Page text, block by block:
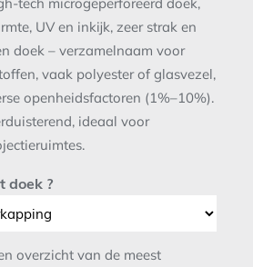
UV en inkijk, zeer strak en
doek – verzamelnaam voor
vaak polyester of glasvezel,
openheidsfactoren (1%–10%).
ideaal voor
doek ?
overzicht van de meest